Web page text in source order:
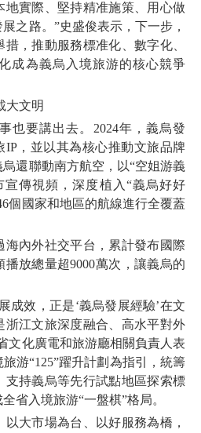
地實際、堅持精准施策、用心做
之路。”史盛俊表示，下一步，
，推動服務標准化、數字化、
成為義烏入境旅游的核心競爭
文明
要講出去。2024年，義烏發
IP，並以其為核心推動文旅品牌
還聯動南方航空，以“空姐游義
宣傳視頻，深度植入“義烏好好
個國家和地區的航線進行全覆蓋
內外社交平台，累計發布國際
播放總量超9000萬次，讓義烏的
效，正是‘義烏發展經驗’在文
浙江文旅深度融合、高水平對外
文化廣電和旅游廳相關負責人表
游“125”躍升計劃為指引，統籌
支持義烏等先行試點地區探索標
省入境旅游“一盤棋”格局。
大市場為台、以好服務為橋，